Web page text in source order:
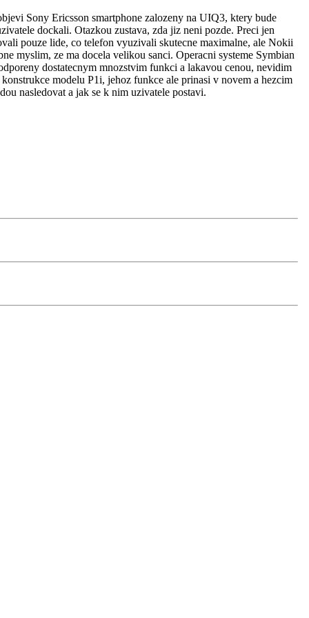
Sony Ericsson smartphone zalozeny na UIQ3, ktery bude
dockali. Otazkou zustava, zda jiz neni pozde. Preci jen
pouze lide, co telefon vyuzivali skutecne maximalne, ale Nokii
myslim, ze ma docela velikou sanci. Operacni systeme Symbian
dostatecnym mnozstvim funkci a lakavou cenou, nevidim
modelu P1i, jehoz funkce ale prinasi v novem a hezcim
nasledovat a jak se k nim uzivatele postavi.